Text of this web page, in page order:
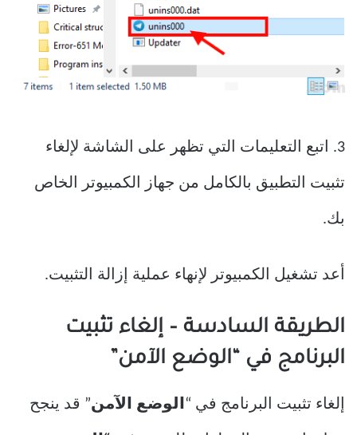
3. اتبع التعليمات التي تظهر على الشاشة لإلغاء
تثبيت التطبيق بالكامل من جهاز الكمبيوتر الخاص
بك.
أعد تشغيل الكمبيوتر لإنهاء عملية إزالة التثبيت.
الطريقة السادسة – إلغاء تثبيت
البرنامج في “الوضع الآمن”
إلغاء تثبيت البرنامج في “الوضع الآمن” قد ينجح